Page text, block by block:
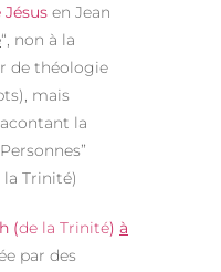
en Jean
“, non à la
de théologie
mais
la
Trinité)
(de la Trinité) à
par des